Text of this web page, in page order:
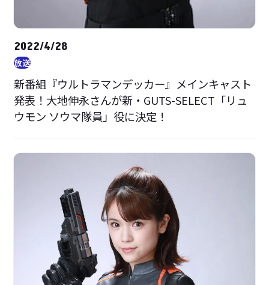
2022/4/28
放送
新番組『ウルトラマンデッカー』メインキャスト
発表！大地伸永さんが新・GUTS-SELECT「リュ
ウモン ソウマ隊員」役に決定！